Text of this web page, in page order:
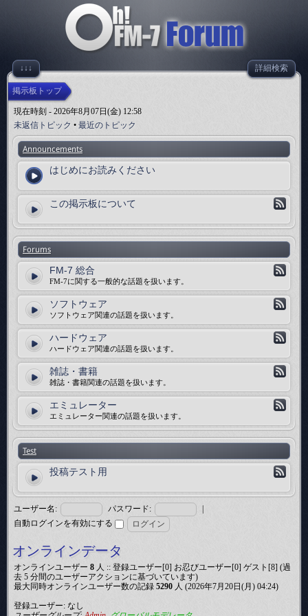
↓↓↓ 詳細検索
掲示板トップ
現在時刻 - 2026年8月07日(金) 12:58
未返信トピック • 最近のトピック
Announcements
はじめにお読みください
この掲示板について
Forums
FM-7 総合
FM-7に関する一般的な話題を扱います。
ソフトウェア
ソフトウェア関連の話題を扱います。
ハードウェア
ハードウェア関連の話題を扱います。
雑誌・書籍
雑誌・書籍関連の話題を扱います。
エミュレーター
エミュレーター関連の話題を扱います。
Test
投稿テスト用
ユーザー名: パスワード:
|
自動ログインを有効にする
オンラインデータ
オンラインユーザー 8 人 :: 登録ユーザー[0] お忍びユーザー[0] ゲスト[8] (過
去 5 分間のユーザーアクションに基づいています)
最大同時オンラインユーザー数の記録 5290 人 (2026年7月20日(月) 04:24)
登録ユーザー: なし